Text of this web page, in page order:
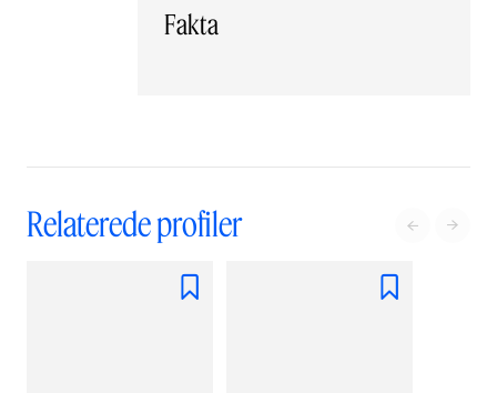
Fakta
Relaterede profiler  
 